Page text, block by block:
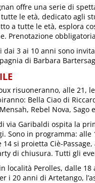
offre una serie di
le età, dedicato agli
a tutte le età, esplora
Prenotazione
dai 3 ai 10 anni sono
di Barbara
risuoneranno, alle 21,
Bella Ciao di
Rebel Nova, Sago
via Garibaldi ospita la
Sono in programma:
si proietta Ciè-
di chiusura. Tutti gli
località Perolles, dalle
i 20 anni di Artetango,